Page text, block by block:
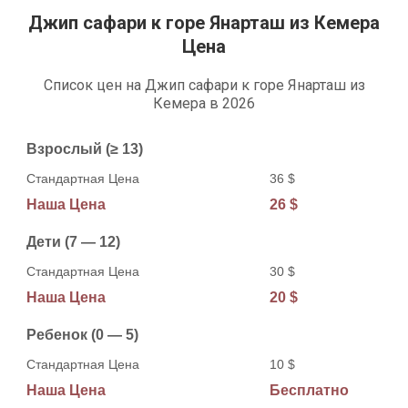
Джип сафари к горе Янарташ из Кемера
Цена
Список цен на Джип сафари к горе Янарташ из
Кемера в 2026
Возраст Стандартная Цена
Взрослый (≥ 13)
36 $
26 $
Дети (7 — 12)
30 $
20 $
Ребенок (0 — 5)
10 $
Бесплатно